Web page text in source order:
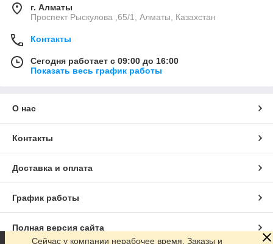
г. Алматы
Проспект Рыскулова ,65/1, Алматы, Казахстан
Контакты
Сегодня работает с 09:00 до 16:00
Показать весь график работы
О нас
Контакты
Доставка и оплата
График работы
Полная версия сайта
Сейчас у компании нерабочее время. Заказы и